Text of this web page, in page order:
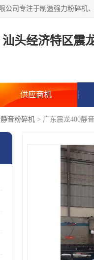
汕头经济特区震
供应商机
静音粉碎机 > 广东震龙400静